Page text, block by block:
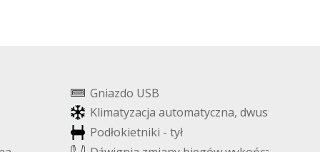
Gniazdo USB
Klimatyzacja automatyczna, dwust
Podłokietniki - tył